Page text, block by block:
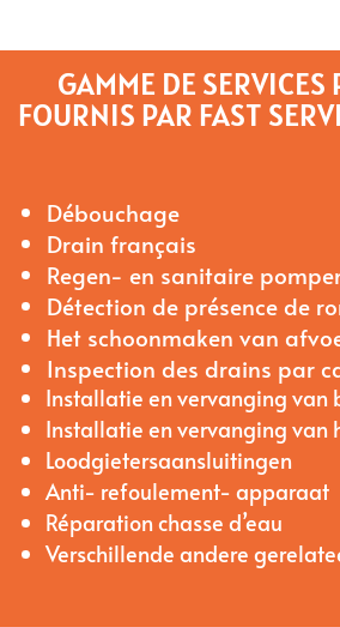
GAMME DE SERVICES
FOURNIS PAR FAST
Débouchage
Drain français
Regen- en sanitaire
Détection de présence de
Het schoonmaken van
Inspection des drains par
Installatie en vervanging van
Installatie en vervanging van
Loodgietersaansluitingen
Anti- refoulement- apparaat
Réparation chasse d’eau
Verschillende andere